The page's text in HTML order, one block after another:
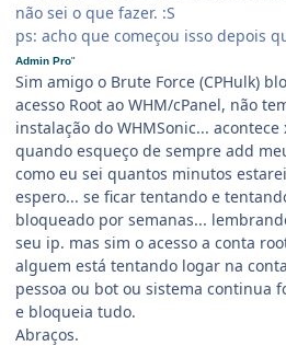
não sei o que fazer. :S
ps: acho que começou isso depois
Admin Pro"
Sim amigo o Brute Force (CPHulk)
acesso Root ao WHM/cPanel, não
instalação do WHMSonic... acontece
quando esqueço de sempre add
como eu sei quantos minutos
espero... se ficar tentando e
bloqueado por semanas...
seu ip. mas sim o acesso a conta
alguem está tentando logar na
pessoa ou bot ou sistema continua
e bloqueia tudo.
Abraços.